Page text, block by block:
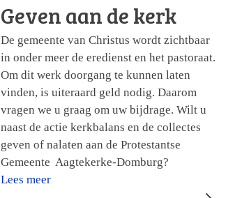
Geven aan de kerk
De gemeente van Christus wordt zichtbaar
in onder meer de eredienst en het pastoraat.
Om dit werk doorgang te kunnen laten
vinden, is uiteraard geld nodig. Daarom
vragen we u graag om uw bijdrage. Wilt u
naast de actie kerkbalans en de collectes
geven of nalaten aan de Protestantse
Gemeente Aagtekerke-Domburg?
Lees meer